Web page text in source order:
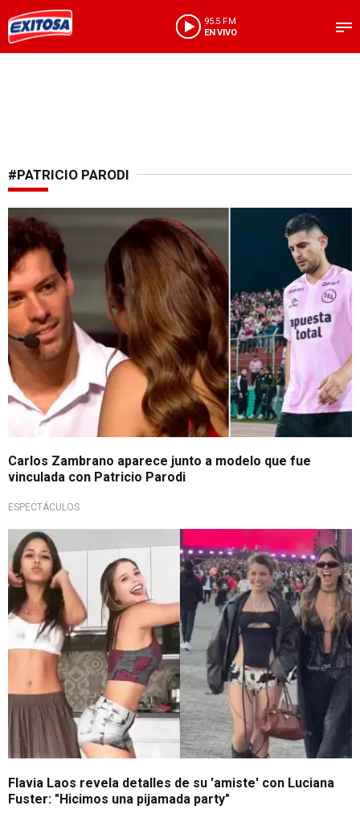
95.5 FM
EN VIVO
#PATRICIO PARODI
Celebración con sorpresa
Carlos Zambrano aparece junto a modelo que fue
vinculada con Patricio Parodi
ESPECTÁCULOS
¿Hablaron de Patricio?
Flavia Laos revela detalles de su 'amiste' con Luciana
Fuster: "Hicimos una pijamada party"